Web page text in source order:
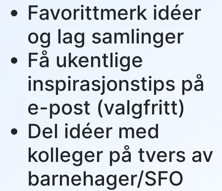
Favorittmerk idéer
og lag samlinger
Få ukentlige
inspirasjonstips på
e-post (valgfritt)
Del idéer med
kolleger på tvers av
barnehager/SFO